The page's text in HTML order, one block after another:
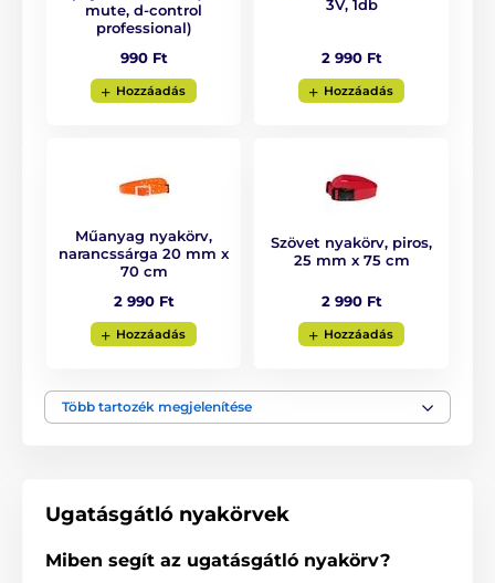
üzemmódjának
beállítását. Beállítható
csak hangjelzés, impulzus 1–3-as szinten, vagy
fokozatosan erősödő impulzus mód is. A Dogtrace D-
Mute modell érzékenységi szint beállítással is
rendelkezik, így alkalmas a vonyítás korrigálására
A Dogtrace D-Mute ugatásgátló nyakörv
egy cserélhető
működik (CR2 típus)
, amelynek
élettartama 6–12 hónap
a használat gyakoriságától
függően.
Vízállóság
ellátva, így egyaránt alkalmas beltéri és
kültéri használatra. Használható esőben, hóban, sőt a
mute, d-control
professional)
990 Ft
Hozzáadás
3V, 1db
2 990 Ft
Hozzáadás
Műanyag nyakörv,
narancssárga 20 mm x
70 cm
2 990 Ft
Hozzáadás
Szövet nyakörv, piros,
25 mm x 75 cm
2 990 Ft
Hozzáadás
Több tartozék megjelenítése
Ugatásgátló nyakörvek
Miben segít az ugatásgátló nyakörv?